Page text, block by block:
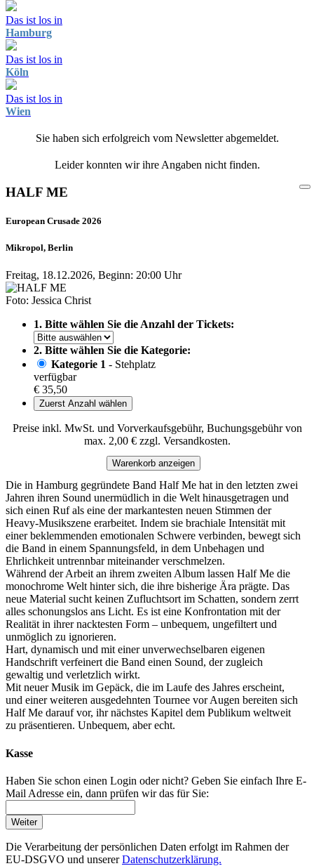
Das ist los in
Hamburg
Das ist los in
Köln
Das ist los in
Wien
Sie haben sich erfolgreich vom Newsletter abgemeldet.
Leider konnten wir ihre Angaben nicht finden.
HALF ME
European Crusade 2026
Mikropol, Berlin
Freitag, 18.12.2026, Beginn: 20:00 Uhr
Foto: Jessica Christ
1. Bitte wählen Sie die Anzahl der Tickets:
2. Bitte wählen Sie die Kategorie:
Kategorie 1 - Stehplatz
verfügbar
€ 35,50
Zuerst Anzahl wählen
Preise inkl. MwSt. und Vorverkaufsgebühr, Buchungsgebühr von
max. 2,00 € zzgl. Versandkosten.
Warenkorb anzeigen
Die in Hamburg gegründete Band Half Me hat in den letzten zwei
Jahren ihren Sound unermüdlich in die Welt hinausgetragen und
sich einen Ruf als eine der markantesten neuen Stimmen der
Heavy-Musikszene erarbeitet. Indem sie brachiale Intensität mit
einer beklemmenden emotionalen Schwere verbinden, bewegt sich
die Band in einem Spannungsfeld, in dem Unbehagen und
Ehrlichkeit untrennbar miteinander verschmelzen.
Während der Arbeit an ihrem zweiten Album lassen Half Me die
monochrome Welt hinter sich, die ihre bisherige Ära prägte. Das
neue Material sucht keinen Zufluchtsort im Schatten, sondern zerrt
alles schonungslos ans Licht. Es ist eine Konfrontation mit der
Realität in ihrer nacktesten Form – unbequem, ungefiltert und
unmöglich zu ignorieren.
Hart, dynamisch und mit einer unverwechselbaren eigenen
Handschrift verfeinert die Band einen Sound, der zugleich
gewaltig und verletzlich wirkt.
Mit neuer Musik im Gepäck, die im Laufe des Jahres erscheint,
und einer weiteren ausgedehnten Tournee vor Augen bereiten sich
Half Me darauf vor, ihr nächstes Kapitel dem Publikum weltweit
zu präsentieren. Unbequem, aber echt.
Kasse
Haben Sie schon einen Login oder nicht? Geben Sie einfach Ihre E-
Mail Adresse ein, dann prüfen wir das für Sie:
Weiter
Die Verarbeitung der persönlichen Daten erfolgt im Rahmen der
EU-DSGVO und unsererDatenschutzerklärung.